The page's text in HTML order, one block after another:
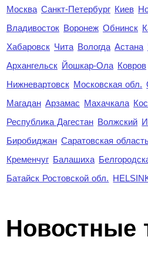
Москва Санкт-Петербург Киев
Владивосток Воронеж Обнинск
Хабаровск Чита Вологда Астана
Архангельск Йошкар-Ола Ковров
Нижневартовск Московская обл.
Магадан Арзамас Махачкала
Республика Дагестан Волжский
Биробиджан Саратовская
Кременчуг Балашиха
Батайск Ростовской обл.
Новостные